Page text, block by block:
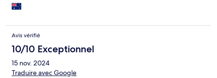
Avis vérifié
10/10 Exceptionnel
15 nov. 2024
Traduire avec Google